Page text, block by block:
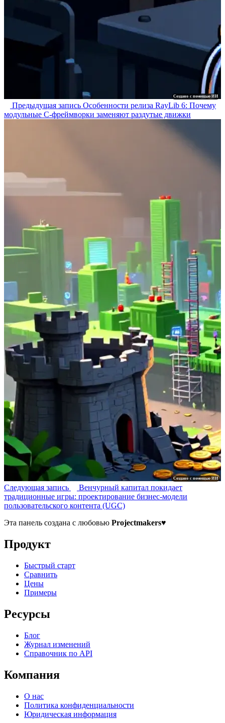
Создано с помощью ИИ
Предыдущая запись Особенности релиза RayLib 6: Почему
модульные C-фреймворки заменяют раздутые движки
Создано с помощью ИИ
Следующая запись
Венчурный капитал покидает
традиционные игры: проектирование бизнес-модели
пользовательского контента (UGC)
Эта панель создана с любовью Projectmakers♥
Продукт
Быстрый старт
Сравнить
Цены
Примеры
Ресурсы
Блог
Журнал изменений
Справочник по API
Компания
О нас
Политика конфиденциальности
Юридическая информация